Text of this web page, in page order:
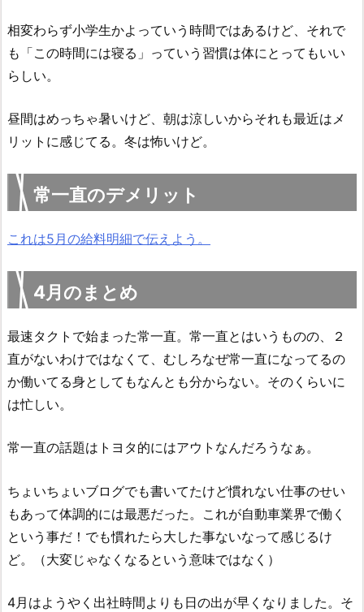
相変わらず小学生かよっていう時間ではあるけど、それで
も「この時間には寝る」っていう習慣は体にとってもいい
らしい。
昼間はめっちゃ暑いけど、朝は涼しいからそれも最近はメ
リットに感じてる。冬は怖いけど。
常一直のデメリット
これは5月の給料明細で伝えよう。
4月のまとめ
最速タクトで始まった常一直。常一直とはいうものの、２
直がないわけではなくて、むしろなぜ常一直になってるの
か働いてる身としてもなんとも分からない。そのくらいに
は忙しい。
常一直の話題はトヨタ的にはアウトなんだろうなぁ。
ちょいちょいブログでも書いてたけど慣れない仕事のせい
もあって体調的には最悪だった。これが自動車業界で働く
という事だ！でも慣れたら大した事ないなって感じるけ
ど。（大変じゃなくなるという意味ではなく）
4月はようやく出社時間よりも日の出が早くなりました。そ